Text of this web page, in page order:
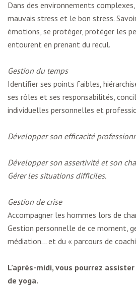
Dans des environnements
mauvais stress et le bon stress.
émotions, se protéger, protéger les
entourent en prenant du recul.
Gestion du temps
Identifier ses points faibles,
ses rôles et ses responsabilités,
individuelles personnelles et
Développer son efficacité
Développer son assertivité et son
Gérer les situations difficiles.
Gestion de crise
Accompagner les hommes lors de
Gestion personnelle de ce moment,
médiation… et du « parcours de
L’après-midi, vous pourrez
de yoga.